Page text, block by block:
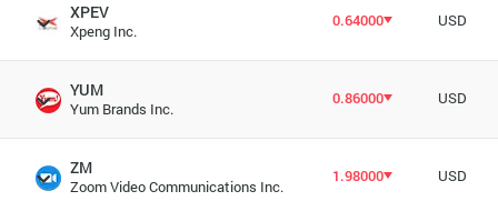
XPEV
Xpeng Inc.
0.64000 USD
YUM
Yum Brands Inc.
0.86000 USD
ZM
Zoom Video Communications Inc.
1.98000 USD